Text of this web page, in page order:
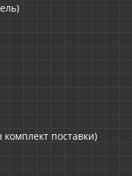
поставки)